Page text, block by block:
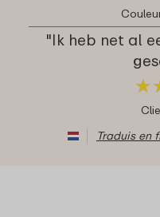
"Ik heb net al
★
★
Traduis en